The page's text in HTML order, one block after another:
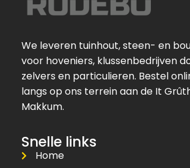
We leveren tuinhout, steen- en
voor hoveniers, klussenbedrijven
zelvers en particulieren. Bestel
langs op ons terrein aan de It
Makkum.
Snelle links
Home